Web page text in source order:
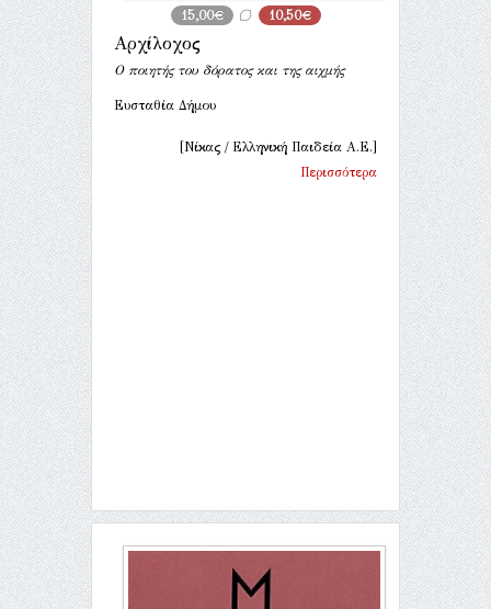
15,00€ 10,50€
Αρχίλοχος
Ο ποιητής του δόρατος και της αιχμής
Ευσταθία Δήμου
[Νίκας / Ελληνική Παιδεία Α.Ε.]
Περισσότερα